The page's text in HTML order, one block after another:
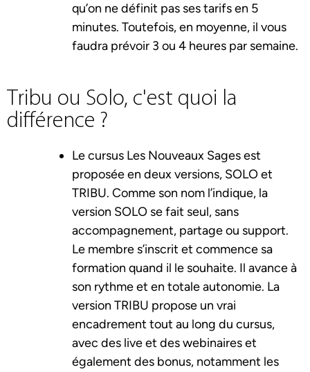
qu’on ne définit pas ses tarifs en 5
minutes. Toutefois, en moyenne, il vous
faudra prévoir 3 ou 4 heures par semaine.
Tribu ou Solo, c'est quoi la
différence ?
Le cursus Les Nouveaux Sages est
proposée en deux versions, SOLO et
TRIBU. Comme son nom l’indique, la
version SOLO se fait seul, sans
accompagnement, partage ou support.
Le membre s’inscrit et commence sa
formation quand il le souhaite. Il avance à
son rythme et en totale autonomie. La
version TRIBU propose un vrai
encadrement tout au long du cursus,
avec des live et des webinaires et
également des bonus, notamment les